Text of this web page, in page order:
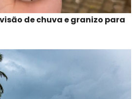
de chuva e granizo para